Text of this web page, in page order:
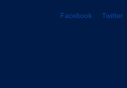
Facebook Twitter